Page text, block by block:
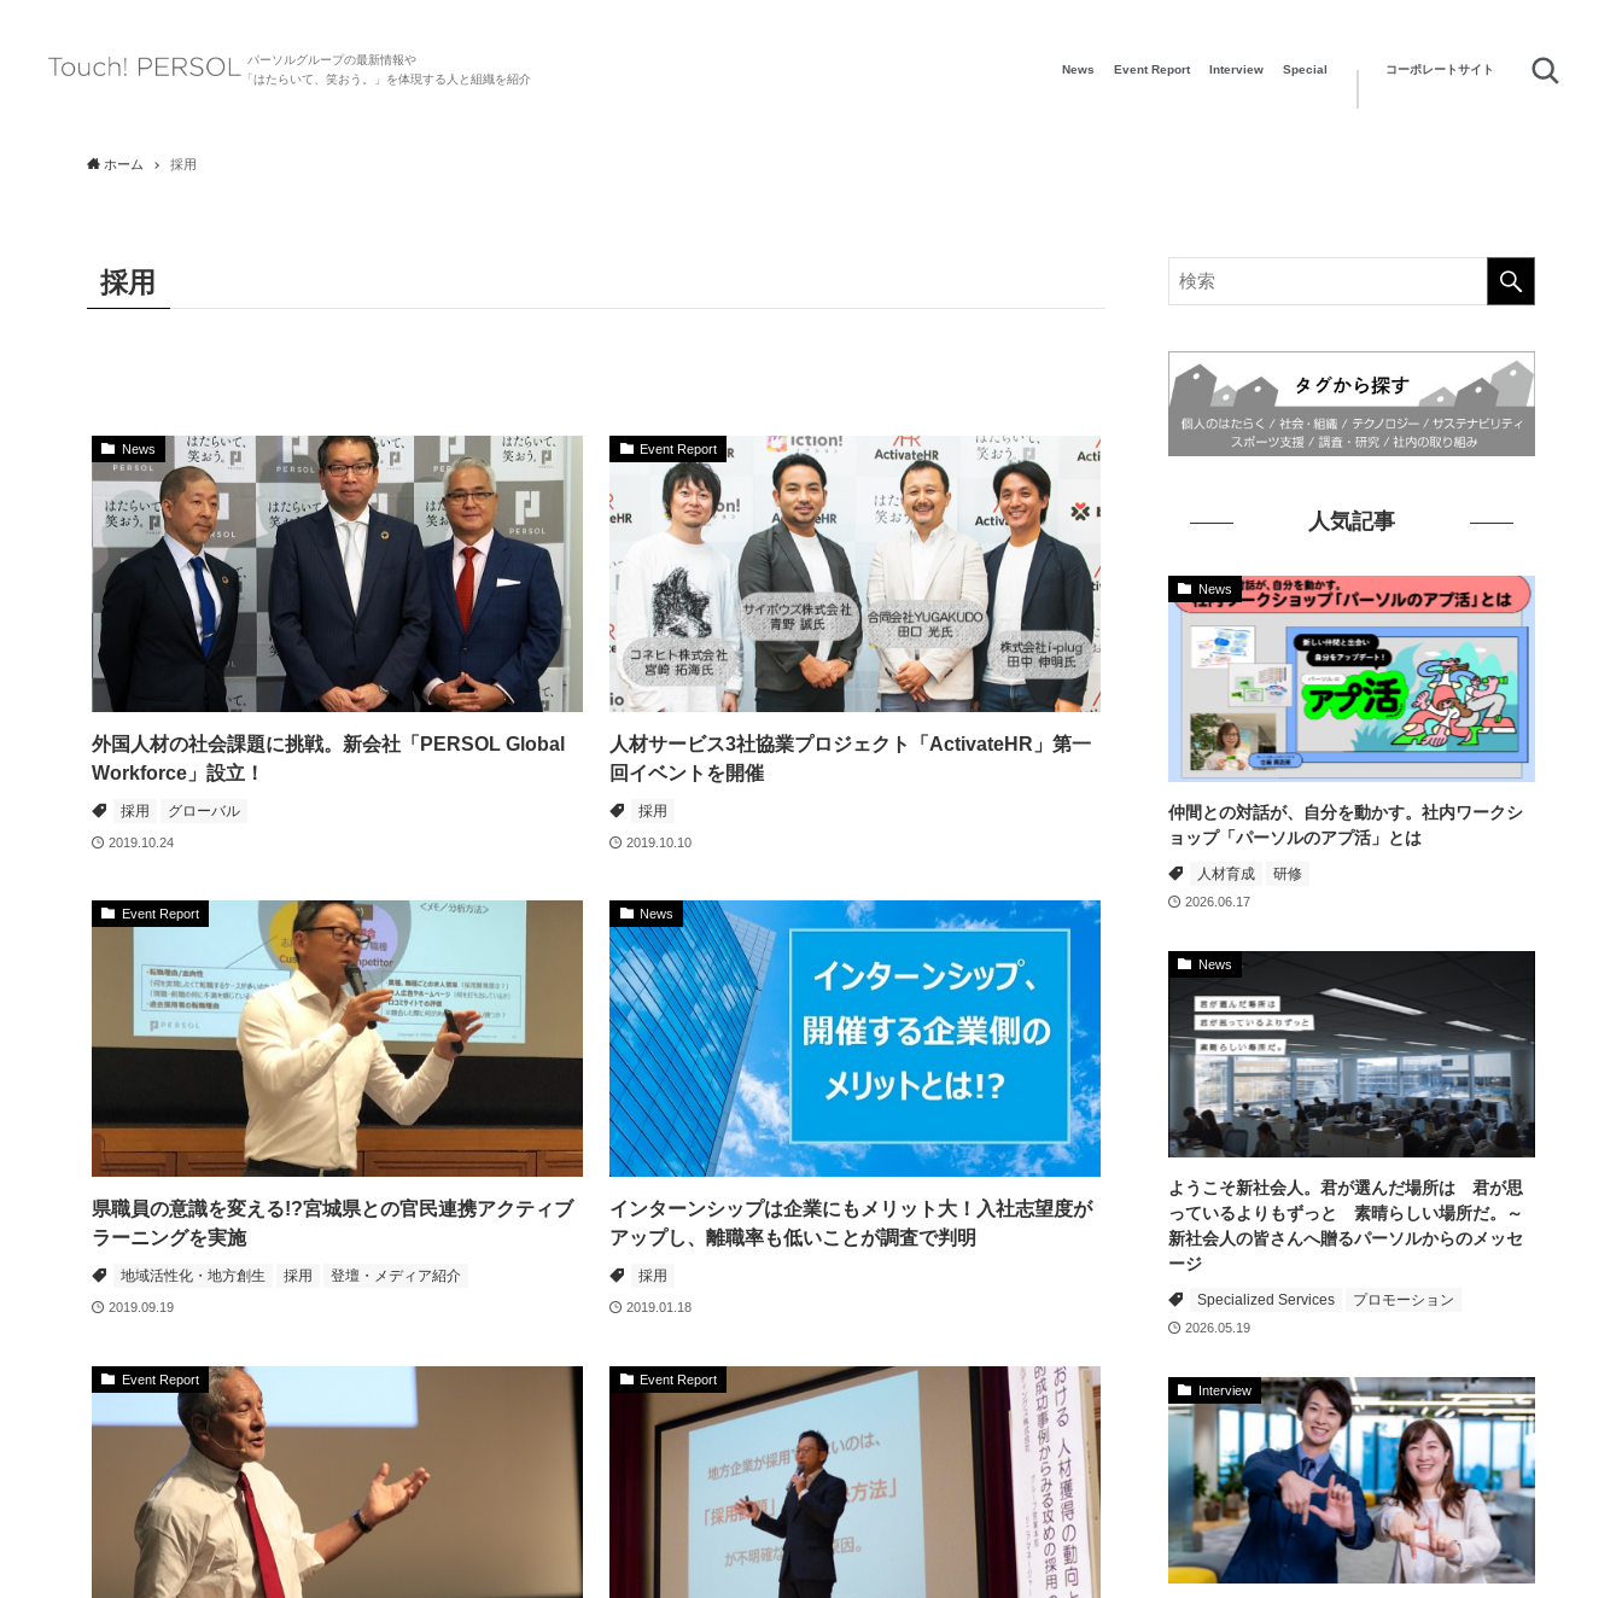
パーソルグループの最新情報や
「はたらいて、笑おう。」を体現する人と組織を紹介
News Event Report Interview Special コーポレートサイト
ホーム 採用
採用
News
外国人材の社会課題に挑戦。新会社「PERSOL Global
Workforce」設立！
採用 グローバル
2019.10.24
Event Report
人材サービス3社協業プロジェクト「ActivateHR」第一
回イベントを開催
採用
2019.10.10
Event Report
県職員の意識を変える!?宮城県との官民連携アクティブ
ラーニングを実施
地域活性化・地方創生 採用 登壇・メディア紹介
2019.09.19
News
インターンシップは企業にもメリット大！入社志望度が
アップし、離職率も低いことが調査で判明
採用
2019.01.18
Event Report Event Report
人気記事
News
仲間との対話が、自分を動かす。社内ワークシ
ョップ「パーソルのアプ活」とは
人材育成 研修
2026.06.17
News
ようこそ新社会人。君が選んだ場所は 君が思
っているよりもずっと 素晴らしい場所だ。～
新社会人の皆さんへ贈るパーソルからのメッセ
ージ
Specialized Services プロモーション
2026.05.19
Interview